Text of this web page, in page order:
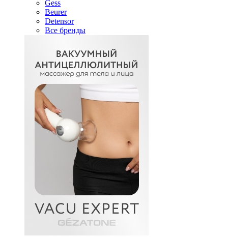
Gess
Beurer
Detensor
Все бренды